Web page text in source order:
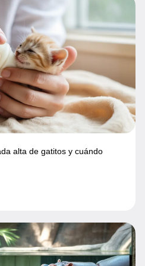
alta de gatitos y cuándo